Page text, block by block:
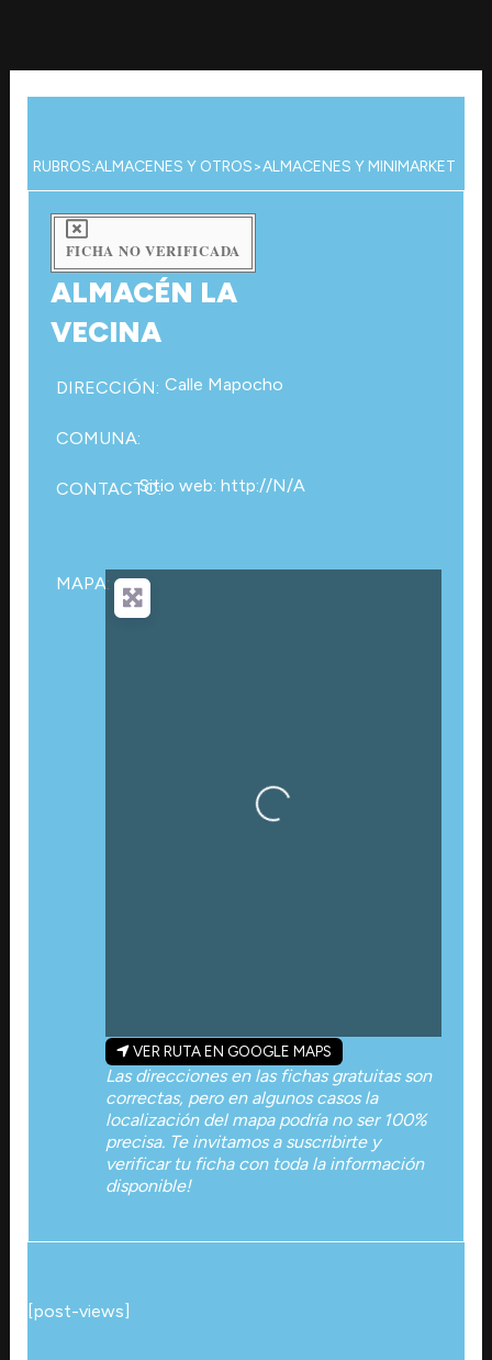
contenido
RUBROS:ALMACENES Y OTROS>ALMACENES Y MINIMARKET
FICHA NO VERIFICADA
ALMACÉN LA
VECINA
DIRECCIÓN: Calle Mapocho
COMUNA:
CONTACTO:Sitio web: http://N/A
MAPA:
Cargando…
VER RUTA EN GOOGLE MAPS
Las direcciones en las fichas gratuitas son
correctas, pero en algunos casos la
localización del mapa podría no ser 100%
precisa. Te invitamos a suscribirte y
verificar tu ficha con toda la información
disponible!
[post-views]